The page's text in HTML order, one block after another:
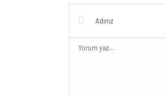
Erzincan, Antalya ve Denizli
depremle sallandı! Az önce
deprem mi oldu?